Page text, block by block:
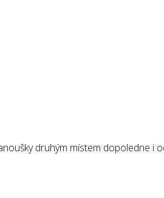
druhým místem dopoledne i